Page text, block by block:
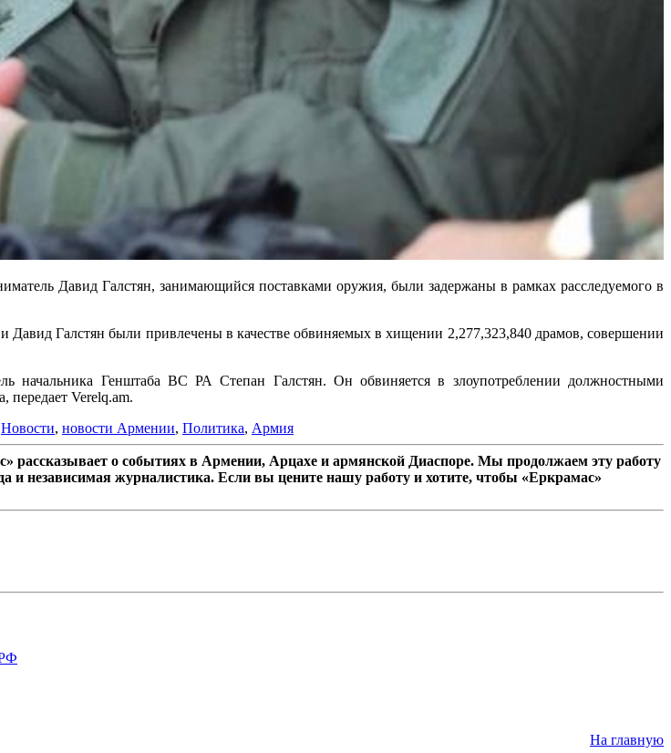
Давид Галстян, занимающийся поставками оружия, были задержаны в рамках расследуемого в
Галстян были привлечены в качестве обвиняемых в хищении 2,277,323,840 драмов, совершении
начальника Генштаба ВС РА Степан Галстян. Он обвиняется в злоупотреблении должностными
Verelq.am.
Новости, новости Армении, Политика, Армия
о событиях в Армении, Арцахе и армянской Диаспоре. Мы продолжаем эту работу
и независимая журналистика. Если вы цените нашу работу и хотите, чтобы «Еркрамас»
На главную